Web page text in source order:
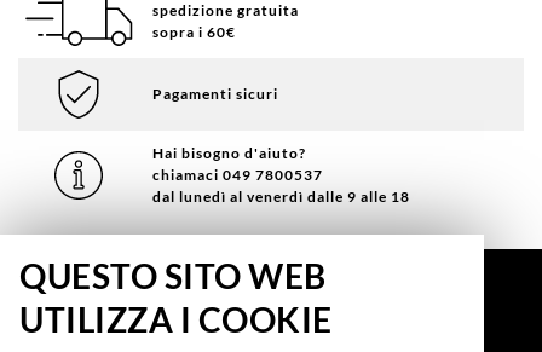
spedizione gratuita
sopra i 60€
Pagamenti sicuri
Hai bisogno d'aiuto?
chiamaci 049 7800537
dal lunedì al venerdì dalle 9 alle 18
INFORMAZIONI
Running TV International srl
QUESTO SITO WEB
UTILIZZA I COOKIE